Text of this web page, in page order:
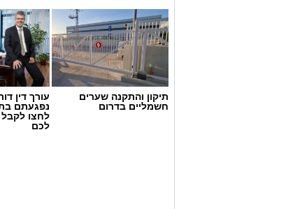
להורדת האפליקציה לחצו כאן
תיקון והתקנה שערים
חשמליים בדרום
עורך דין
נפגעתם
לחצו
לכם